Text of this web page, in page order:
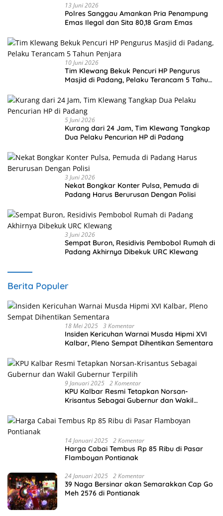
13 Juni 2026
Polres Sanggau Amankan Pria Penampung
Emas Ilegal dan Sita 80,18 Gram Emas
10 Juni 2026
Tim Klewang Bekuk Pencuri HP Pengurus
Masjid di Padang, Pelaku Terancam 5 Tahun
5 Juni 2026
Kurang dari 24 Jam, Tim Klewang Tangkap
Dua Pelaku Pencurian HP di Padang
3 Juni 2026
Nekat Bongkar Konter Pulsa, Pemuda di
Padang Harus Berurusan Dengan Polisi
3 Juni 2026
Sempat Buron, Residivis Pembobol Rumah di
Padang Akhirnya Dibekuk URC Klewang
Berita Populer
18 Mei 2025 3 Komentar
Insiden Kericuhan Warnai Musda Hipmi XVI
Kalbar, Pleno Sempat Dihentikan Sementara
9 Januari 2025 2 Komentar
KPU Kalbar Resmi Tetapkan Norsan-
Krisantus Sebagai Gubernur dan Wakil
14 Januari 2025 2 Komentar
Harga Cabai Tembus Rp 85 Ribu di Pasar
Flamboyan Pontianak
24 Januari 2025 2 Komentar
39 Naga Bersinar akan Semarakkan Cap Go
Meh 2576 di Pontianak